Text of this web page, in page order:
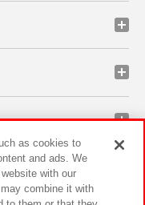
as cookies to
and ads. We
with our
combine it with